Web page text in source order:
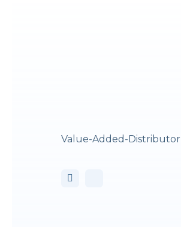
Value-Added-Distributor